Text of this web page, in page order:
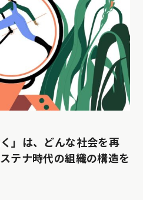
」は、どんな社会を再
テナ時代の組織の構造を